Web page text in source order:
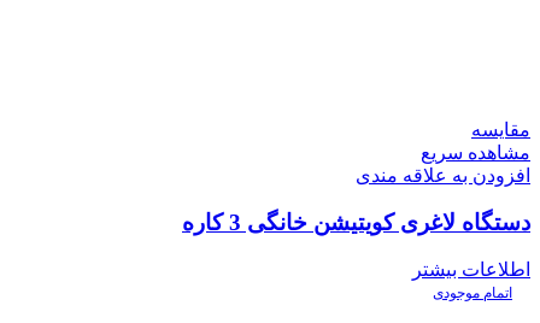
مقایسه
مشاهده سریع
افزودن به علاقه مندی
دستگاه لاغری کویتیشن خانگی 3 کاره
اطلاعات بیشتر
اتمام موجودی